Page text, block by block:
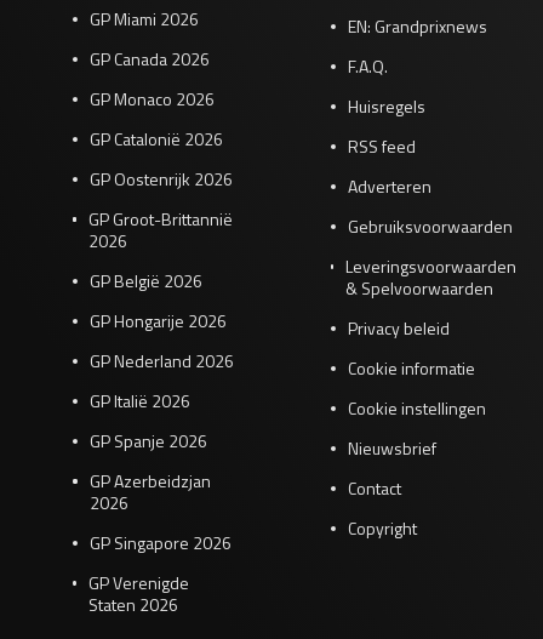
GP Miami 2026
GP Canada 2026
GP Monaco 2026
GP Catalonië 2026
GP Oostenrijk 2026
GP Groot-Brittannië
2026
GP België 2026
GP Hongarije 2026
GP Nederland 2026
GP Italië 2026
GP Spanje 2026
GP Azerbeidzjan
2026
GP Singapore 2026
GP Verenigde
Staten 2026
EN: Grandprixnews
F.A.Q.
Huisregels
RSS feed
Adverteren
Gebruiksvoorwaarden
Leveringsvoorwaarden
& Spelvoorwaarden
Privacy beleid
Cookie informatie
Cookie instellingen
Nieuwsbrief
Contact
Copyright